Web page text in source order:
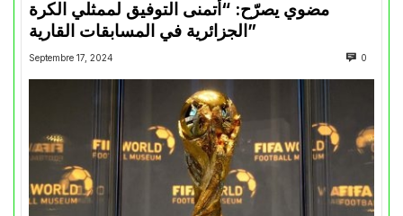
مضوي يصرّح: “أتمنى التوفيق لممثلي الكرة
الجزائرية في المسابقات القارية”
Septembre 17, 2024 0